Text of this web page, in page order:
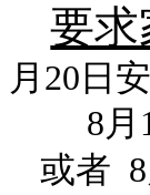
要求
月 20 日
8月
或者 8